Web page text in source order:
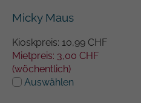
Micky Maus
Kioskpreis: 10,99 CHF
Mietpreis: 3,00 CHF
(wöchentlich)
Auswählen